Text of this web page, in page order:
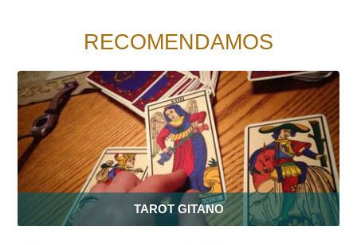
RECOMENDAMOS
TAROT GITANO